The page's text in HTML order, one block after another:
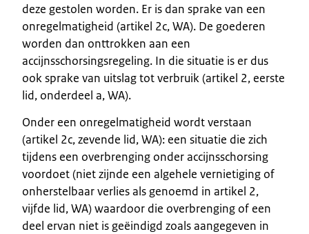
deze gestolen worden. Er is dan sprake van een
onregelmatigheid (artikel 2c, WA). De goederen
worden dan onttrokken aan een
accijnsschorsingsregeling. In die situatie is er dus
ook sprake van uitslag tot verbruik (artikel 2, eerste
lid, onderdeel a, WA).
Onder een onregelmatigheid wordt verstaan
(artikel 2c, zevende lid, WA): een situatie die zich
tijdens een overbrenging onder accijnsschorsing
voordoet (niet zijnde een algehele vernietiging of
onherstelbaar verlies als genoemd in artikel 2,
vijfde lid, WA) waardoor die overbrenging of een
deel ervan niet is geëindigd zoals aangegeven in